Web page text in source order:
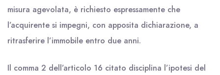
misura agevolata, è richiesto espressamente che
l’acquirente si impegni, con apposita dichiarazione, a
ritrasferire l’immobile entro due anni.
Il comma 2 dell’articolo 16 citato disciplina l’ipotesi del